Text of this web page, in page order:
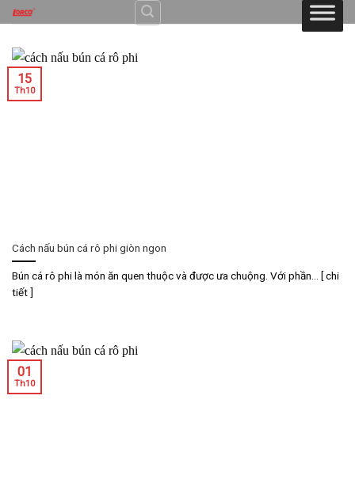
Skip
to
content
Cách nấu bún cá rô phi giòn ngon
Bún cá rô phi là món ăn quen thuộc và được ưa chuộng. Với phần... [ chi
tiết ]
15
Th10
01
Th10